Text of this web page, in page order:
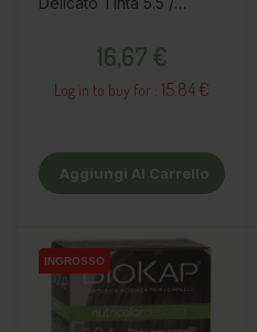
16,67 €
Log in to buy for : 15.84 €
Aggiungi Al Carrello
INGROSSO
INGROSSO
INGROSSO